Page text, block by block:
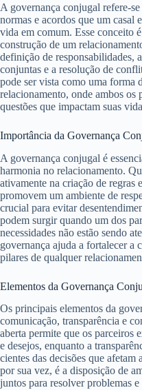
A governança conjugal refere-
normas e acordos que um casal
vida em comum. Esse conceito
construção de um
definição de responsabilidades,
conjuntas e a resolução de
pode ser vista como uma forma
relacionamento, onde ambos os
questões que impactam suas
Importância da Governança
A governança conjugal é
harmonia no relacionamento.
ativamente na criação de regras
promovem um ambiente de
crucial para evitar
podem surgir quando um dos
necessidades não estão sendo
governança ajuda a fortalecer a
pilares de qualquer
Elementos da Governança
Os principais elementos da
comunicação, transparência e
aberta permite que os parceiros
e desejos, enquanto a
cientes das decisões que
por sua vez, é a disposição de
juntos para resolver problemas